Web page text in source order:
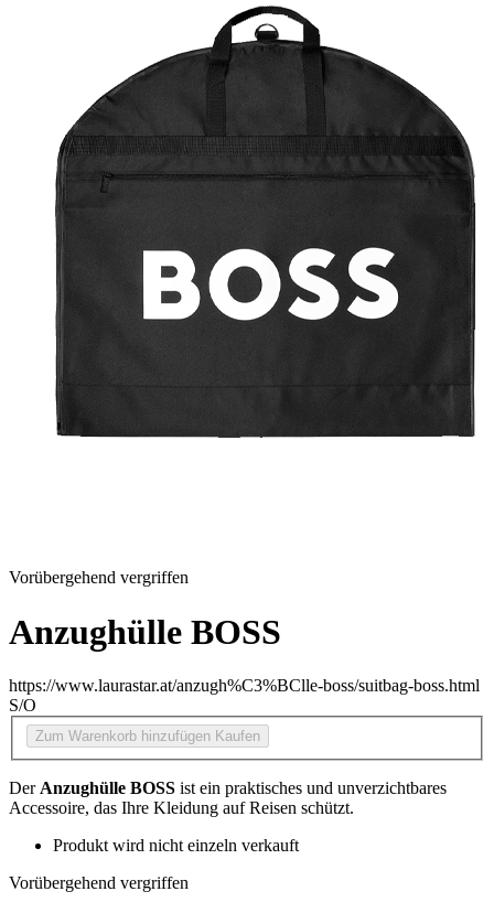
Vorübergehend vergriffen
Anzughülle BOSS
https://www.laurastar.at/anzugh%C3%BClle-boss/suitbag-boss.html
S/O
Zum Warenkorb hinzufügen Kaufen
Der Anzughülle BOSS ist ein praktisches und unverzichtbares
Accessoire, das Ihre Kleidung auf Reisen schützt.
Produkt wird nicht einzeln verkauft
Vorübergehend vergriffen